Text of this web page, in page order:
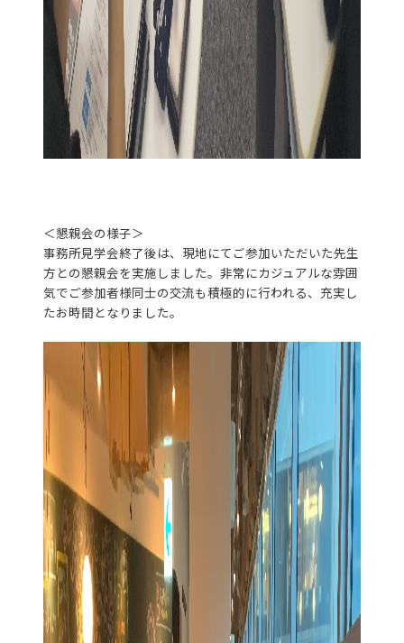
＜懇親会の様子＞
事務所見学会終了後は、現地にてご参加いただいた先生
方との懇親会を実施しました。非常にカジュアルな雰囲
気でご参加者様同士の交流も積極的に行われる、充実し
たお時間となりました。